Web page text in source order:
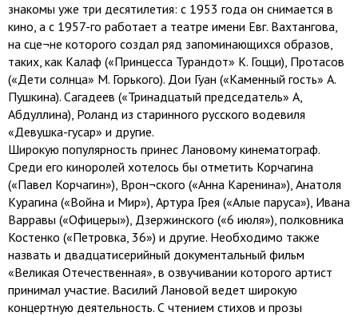
знакомы уже три десятилетия: с 1953 года он снимается в
кино, а с 1957-го работает а театре имени Eвг. Вахтангова,
на сце¬не которого создал ряд запоминающихся образов,
таких, как Калаф («Принцесса Турандот» К. Гоцци), Протасов
(«Дети солнца» М. Горького). Дои Гуан («Каменный гость» А.
Пушкина). Сагадеев («Тринадцатый председатель» А,
Абдуллина), Роланд из старинного русского водевиля
«Девушка-гусар» и другие.
Широкую популярность принес Лановому кинематограф.
Среди его киноролей хотелось бы отметить Корчагина
(«Павел Корчагин»), Врон¬ского («Анна Каренина»), Анатоля
Курагина («Война и Мир»), Артура Грея («Алые паруса»), Ивана
Варравы («Офицеры»), Дзержинского («6 июля»), полковника
Костенко («Петровка, 36») и другие. Необходимо также
назвать и двадцатисерийный документальный фильм
«Великая Отечественная», в озвучивании которого артист
принимал участие. Василий Лановой ведет широкую
концертную деятельность. С чтением стихов и прозы